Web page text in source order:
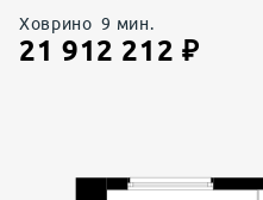
Ховрино 9 мин.
21 912 212 ₽